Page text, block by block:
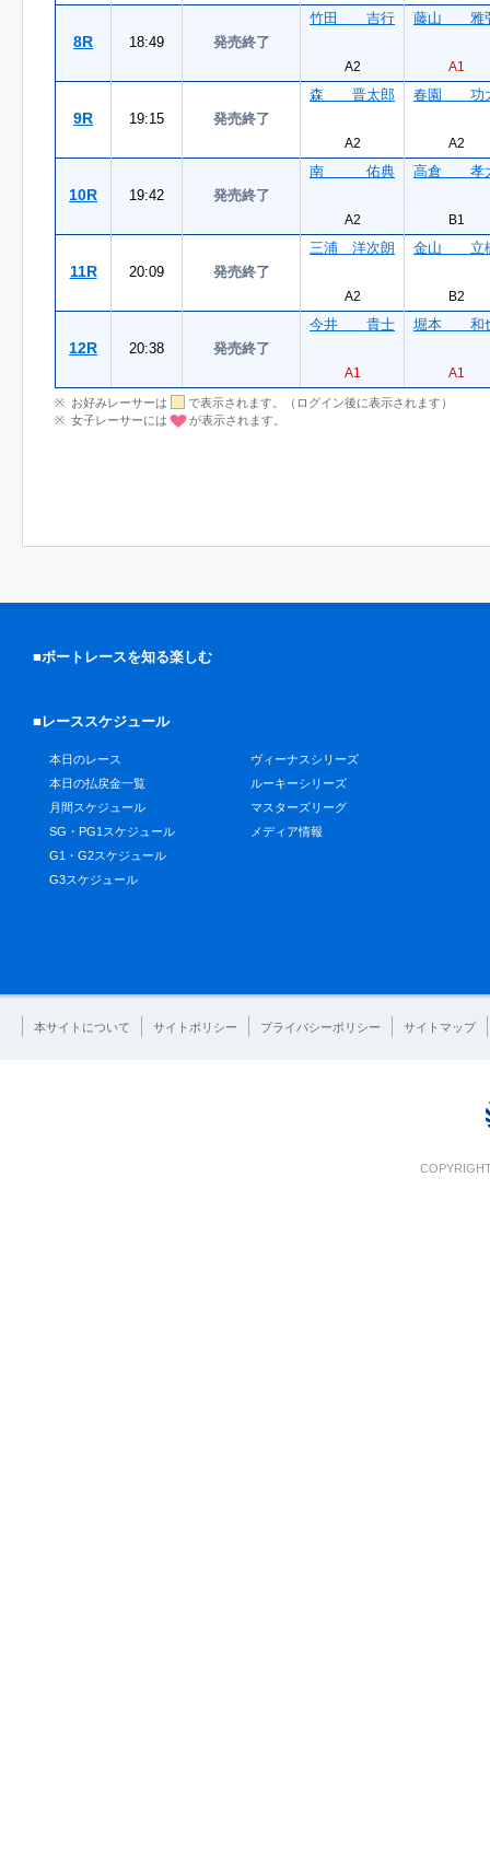
8R 18:49 発売終了
竹田 吉行
A2
藤山 雅
A1
9R 19:15 発売終了
森 晋太郎
A2
春園 功
A2
10R 19:42 発売終了
南 佑典
A2
高倉 孝
B1
11R 20:09 発売終了
三浦 洋次朗
A2
金山 立
B2
12R 20:38 発売終了
今井 貴士
A1
堀本 和
A1
お好みレーサーは
で表示されます。（ログイン後に表示されます）
女子レーサーには
が表示されます。
■ボートレースを知る楽しむ
■レーススケジュール
本日のレース
本日の払戻金一覧
月間スケジュール
SG・PG1スケジュール
G1・G2スケジュール
G3スケジュール
ヴィーナスシリーズ
ルーキーシリーズ
マスターズリーグ
メディア情報
本サイトについて サイトポリシー プライバシーポリシー サイトマップ